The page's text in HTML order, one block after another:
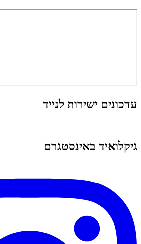
עדכונים ישירות לנייד
גיקלואיד באינסטגרם